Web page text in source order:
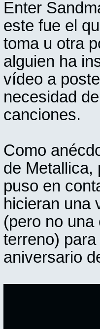
Enter
este fue el
toma u otra
alguien ha
vídeo a
necesidad
canciones.
Como
de Metallica,
puso en
hicieran una
(pero no
terreno)
aniversario